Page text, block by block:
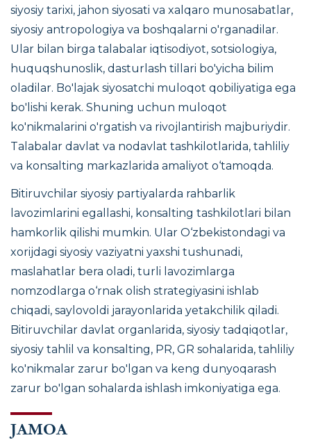
siyosiy tarixi, jahon siyosati va xalqaro munosabatlar,
siyosiy antropologiya va boshqalarni o'rganadilar.
Ular bilan birga talabalar iqtisodiyot, sotsiologiya,
huquqshunoslik, dasturlash tillari bo'yicha bilim
oladilar. Bo'lajak siyosatchi muloqot qobiliyatiga ega
bo'lishi kerak. Shuning uchun muloqot
ko'nikmalarini o'rgatish va rivojlantirish majburiydir.
Talabalar davlat va nodavlat tashkilotlarida, tahliliy
va konsalting markazlarida amaliyot o‘tamoqda.
Bitiruvchilar siyosiy partiyalarda rahbarlik
lavozimlarini egallashi, konsalting tashkilotlari bilan
hamkorlik qilishi mumkin. Ular O‘zbekistondagi va
xorijdagi siyosiy vaziyatni yaxshi tushunadi,
maslahatlar bera oladi, turli lavozimlarga
nomzodlarga o‘rnak olish strategiyasini ishlab
chiqadi, saylovoldi jarayonlarida yetakchilik qiladi.
Bitiruvchilar davlat organlarida, siyosiy tadqiqotlar,
siyosiy tahlil va konsalting, PR, GR sohalarida, tahliliy
ko'nikmalar zarur bo'lgan va keng dunyoqarash
zarur bo'lgan sohalarda ishlash imkoniyatiga ega.
JAMOA